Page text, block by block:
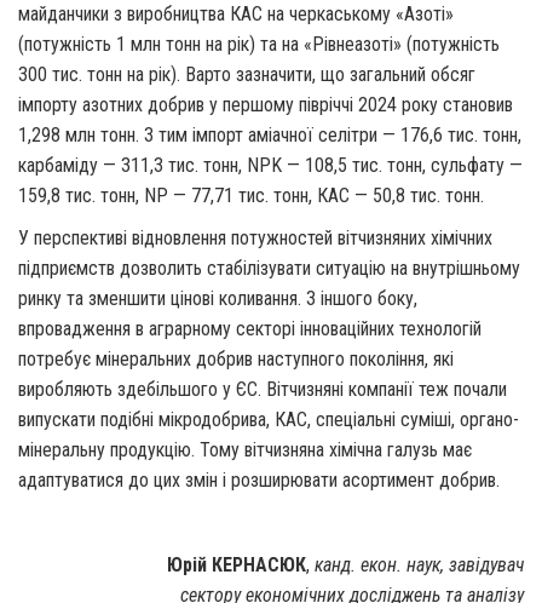
майданчики з виробництва КАС на черкаському «Азоті»
(потужність 1 млн тонн на рік) та на «Рівнеазоті» (потужність
300 тис. тонн на рік). Варто зазначити, що загальний обсяг
імпорту азотних добрив у першому півріччі 2024 року становив
1,298 млн тонн. З тим імпорт аміачної селітри — 176,6 тис. тонн,
карбаміду — 311,3 тис. тонн, NPK — 108,5 тис. тонн, сульфату —
159,8 тис. тонн, NP — 77,71 тис. тонн, КАС — 50,8 тис. тонн.
У перспективі відновлення потужностей вітчизняних хімічних
підприємств дозволить стабілізувати ситуацію на внутрішньому
ринку та зменшити цінові коливання. З іншого боку,
впровадження в аграрному секторі інноваційних технологій
потребує мінеральних добрив наступного покоління, які
виробляють здебільшого у ЄС. Вітчизняні компанії теж почали
випускати подібні мікродобрива, КАС, спеціальні суміші, органо-
мінеральну продукцію. Тому вітчизняна хімічна галузь має
адаптуватися до цих змін і розширювати асортимент добрив.
Юрій КЕРНАСЮК, канд. екон. наук, завідувач
сектору економічних досліджень та аналізу